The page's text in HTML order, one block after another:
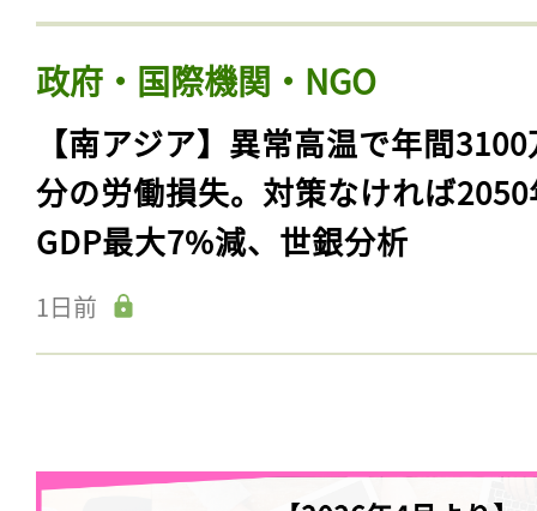
政府・国際機関・NGO
【南アジア】異常高温で年間
分の労働損失。対策なければ
GDP最大7%減、世銀分析
1日前